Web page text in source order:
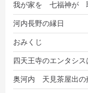
我が家を 七福神が
河内長野の縁日
おみくじ
四天王寺のエンタシ
奥河内 天見茶屋出の